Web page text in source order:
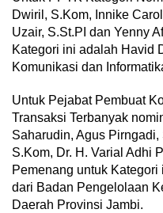
Dwiril, S.Kom, Innike
Uzair, S.St.PI dan Yenny
Kategori ini adalah Havid
Komunikasi dan
Untuk Pejabat Pembuat
Transaksi Terbanyak
Saharudin, Agus
S.Kom, Dr. H. Varial Adhi
Pemenang untuk
dari Badan Pengelolaan
Daerah Provinsi Jambi.